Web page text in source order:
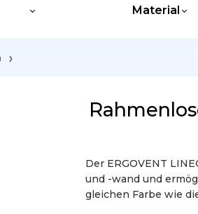
Material
Der ERGOVENT
und -wand und
gleichen Farbe wie